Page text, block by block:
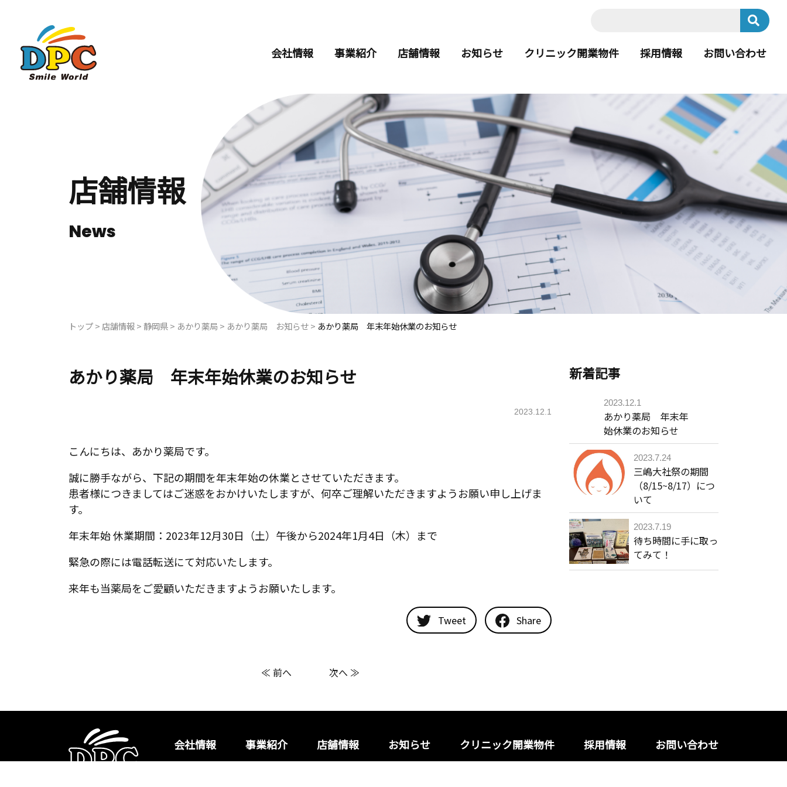
会社情報 事業紹介 店舗情報 お知らせ クリニック開業物件 採用情報 お問い合わせ
店舗情報
News
トップ> 店舗情報>静岡県> あかり薬局 > あかり薬局 お知らせ> あかり薬局 年末年始休業のお知らせ
あかり薬局 年末年始休業のお知らせ
2023.12.1
こんにちは、あかり薬局です。
誠に勝手ながら、下記の期間を年末年始の休業とさせていただきます。
患者様につきましてはご迷惑をおかけいたしますが、何卒ご理解いただきますようお願い申し上げま
す。
年末年始 休業期間：2023年12月30日（土）午後から2024年1月4日（木）まで
緊急の際には電話転送にて対応いたします。
来年も当薬局をご愛顧いただきますようお願いたします。
Tweet Share
≪ 前へ 次へ ≫
新着記事
2023.12.1
あかり薬局 年末年
始休業のお知らせ
2023.7.24
三嶋大社祭の期間
（8/15~8/17）につ
いて
2023.7.19
待ち時間に手に取っ
てみて！
会社情報 事業紹介 店舗情報 お知らせ クリニック開業物件 採用情報 お問い合わせ